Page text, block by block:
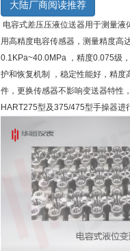
大陆厂商阅读推荐
电容式差压压液位送器用于测量
用高精度电容传感器，测量精度高
0.1KPa~40.0MPa ，精度0.075级
护和恢复机制 ，稳定性能好，精
件，更换传感器不影响变送器特性
HART275型及375/475型手操器进